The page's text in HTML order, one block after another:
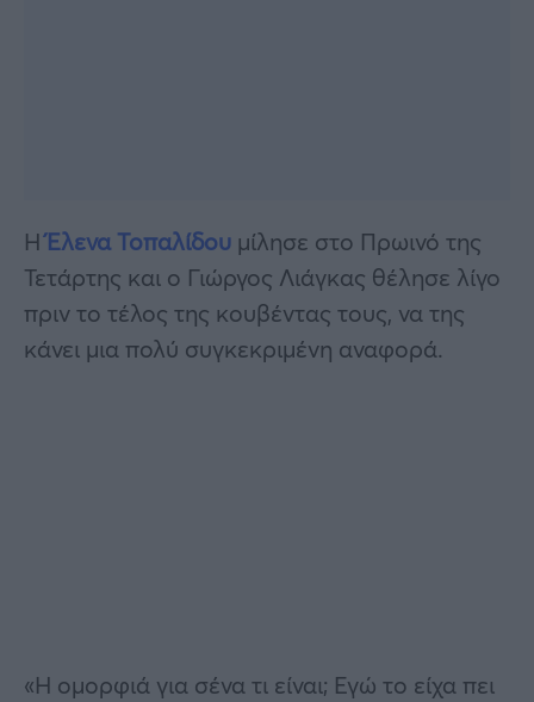
ΗΈλενα Τοπαλίδου μίλησε στο Πρωινό της
Τετάρτης και ο Γιώργος Λιάγκας θέλησε λίγο
πριν το τέλος της κουβέντας τους, να της
κάνει μια πολύ συγκεκριμένη αναφορά.
«Η ομορφιά για σένα τι είναι; Εγώ το είχα πει